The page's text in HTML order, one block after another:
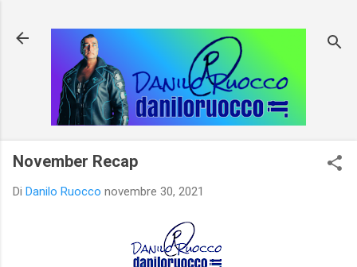
November Recap
Di Danilo Ruocco novembre 30, 2021